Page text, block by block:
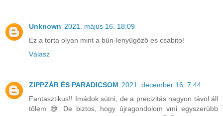
Unknown 2021. május 16. 18:09
Ez a torta olyan mint a bün-lenyügözö es csabito!
Válasz
ZIPPZÁR ÉS PARADICSOM 2021. december 16. 7:44
Fantasztikus!! Imádok sütni, de a precizitás nagyon távol áll
tőlem 😅 De biztos, hogy újragondolom vmi egyszerübb